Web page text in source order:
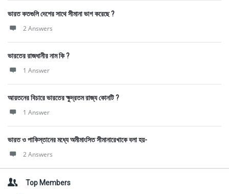
ভারত কতগুলি দেশের সাথে সীমানা ভাগ করেছে ?
2 Answers
ভারতের রাজধানীর নাম কি ?
1 Answer
আয়তনের বিচারে ভারতের ক্ষুদ্রতম রাজ্য কোনটি ?
1 Answer
ভারত ও পাকিস্তানের মধ্যে অমীমাংসিত সীমানারেখাকে বলা হয়-
2 Answers
Top Members